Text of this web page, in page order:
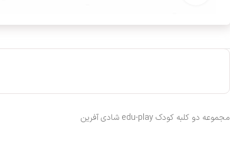
مجموعه دو کلبه کودک edu-play شادی آفرین